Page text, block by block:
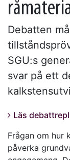
Debatten
SGU:s
svar på ett
Läs
Frågan om hur
påverka